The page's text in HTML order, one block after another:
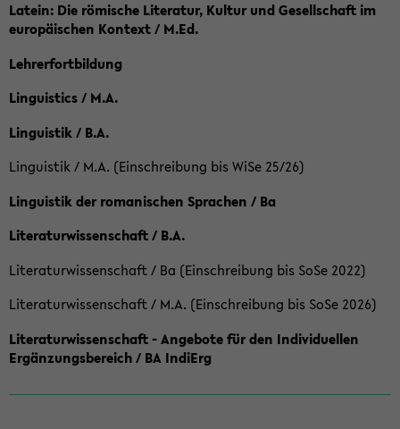
Latein: Die römische Literatur, Kultur und Gesellschaft im
europäischen Kontext / M.Ed.
Lehrerfortbildung
Linguistics / M.A.
Linguistik / B.A.
Linguistik / M.A. (Einschreibung bis WiSe 25/26)
Linguistik der romanischen Sprachen / Ba
Literaturwissenschaft / B.A.
Literaturwissenschaft / Ba (Einschreibung bis SoSe 2022)
Literaturwissenschaft / M.A. (Einschreibung bis SoSe 2026)
Literaturwissenschaft - Angebote für den Individuellen
Ergänzungsbereich / BA IndiErg